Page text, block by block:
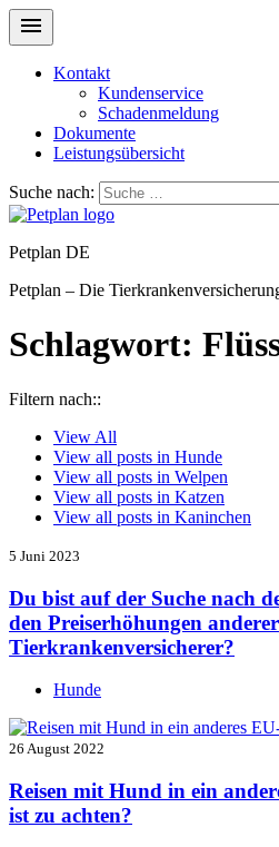
Kontakt
Kundenservice
Schadenmeldung
Dokumente
Leistungsübersicht
Suche nach:
Petplan DE
Petplan – Die
Schlagwort:
Filtern nach::
View All
View all posts in Hunde
View all posts in Welpen
View all posts in Katzen
View all posts in Kaninchen
5 Juni 2023
Du bist auf der Suche nach
den Preiserhöhungen anderer
Tierkrankenversicherer?
Hunde
26 August 2022
Reisen mit Hund in ein
ist zu achten?